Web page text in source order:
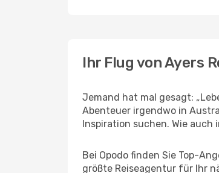
Ihr Flug von Ayers
Jemand hat mal gesagt:
Abenteuer irgendwo in
Inspiration suchen. Wie auch
Bei Opodo finden Sie Top-
größte Reiseagentur für Ihr